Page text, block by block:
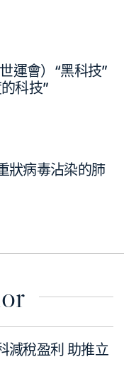
運會）“黑科技”
科技”
狀病毒沾染的肺
減稅盈利 助推立